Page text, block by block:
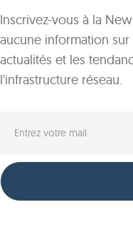
Inscrivez-vous à la
aucune information
actualités et les
l'infrastructure réseau.